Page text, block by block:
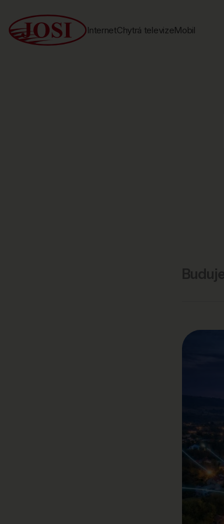
InternetChytrá televizeMobil